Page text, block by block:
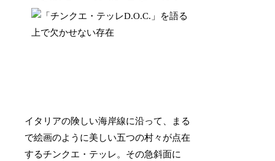
イタリアの険しい海岸線に沿って、まる
で絵画のように美しい五つの村々が点在
するチンクエ・テッレ。その急斜面に